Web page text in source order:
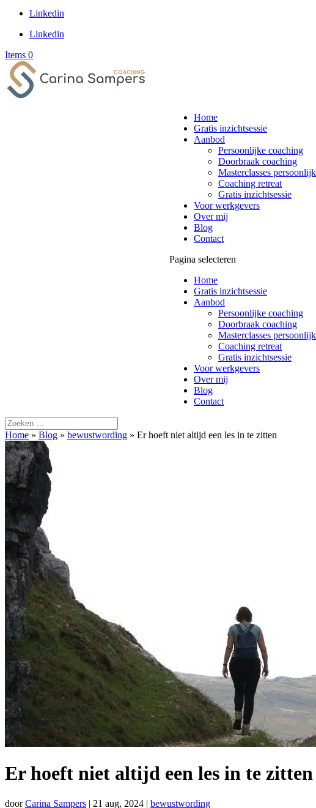
Linkedin
Linkedin
Items 0
Home
Gratis inzichtsessie
Aanbod
Persoonlijke coaching
Doorbraak coaching
Masterclasses
Coaching retreat
Gratis inzichtsessie
Voor werkgevers
Over mij
Blog
Contact
Pagina selecteren
Home
Gratis inzichtsessie
Aanbod
Persoonlijke coaching
Doorbraak coaching
Masterclasses
Coaching retreat
Gratis inzichtsessie
Voor werkgevers
Over mij
Blog
Contact
Home » Blog » bewustwording » Er hoeft niet altijd een les in te zitten
Er hoeft niet altijd een les in te zitten
doorCarina Sampers | 21 aug, 2024 | bewustwording